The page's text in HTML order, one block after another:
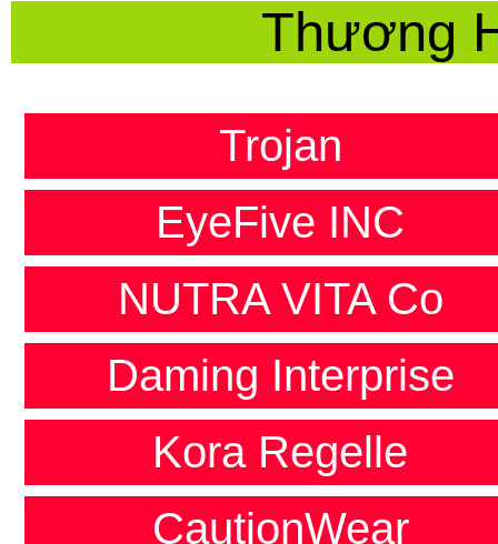
Thương
Trojan
EyeFive INC
NUTRA VITA Co
Daming Interprise
Kora Regelle
CautionWear